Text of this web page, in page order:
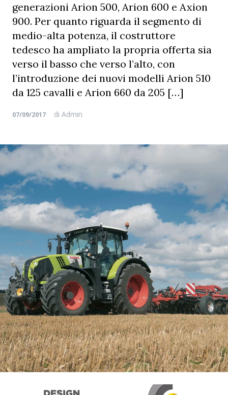
generazioni Arion 500, Arion 600 e Axion
900. Per quanto riguarda il segmento di
medio-alta potenza, il costruttore
tedesco ha ampliato la propria offerta sia
verso il basso che verso l’alto, con
l’introduzione dei nuovi modelli Arion 510
da 125 cavalli e Arion 660 da 205 […]
07/09/2017 di Admin